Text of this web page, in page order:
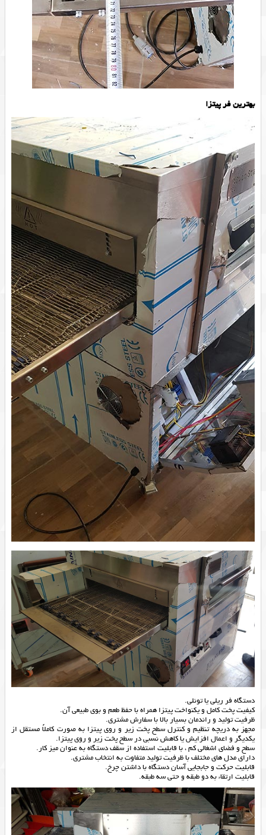
بهترین فر پیتزا
دستگاه فر ریلی یا تونلی.
کیفیت پخت کامل و یکنواخت پیتزا همراه با حفظ طعم و بوی طبیعی آن.
ظرفیت تولید و راندمان بسیار بالا با سفارش مشتری.
مجهز به دریچه تنظیم و کنترل سطح پخت زیر و روی پیتزا به صورت کاملاً مستقل از
یکدیگر و اعمال افزایش یا کاهش نسبی در سطح پخت زیر و روی پیتزا.
سطح و فضای اشغالی کم ، با قابلیت استفاده از سقف دستگاه به عنوان میز کار.
دارای مدل های مختلف با ظرفیت تولید متفاوت به انتخاب مشتری.
قابلیت حرکت و جابجایی آسان دستگاه با داشتن چرخ.
قابلیت ارتقاء به دو طبقه و حتی سه طبقه.